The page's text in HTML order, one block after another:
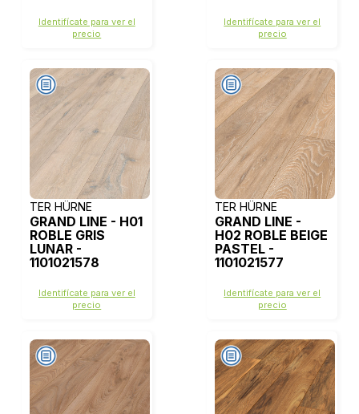
Identifícate para ver el
precio
Identifícate para ver el
precio
TER HÜRNE
GRAND LINE - H01
ROBLE GRIS
LUNAR -
1101021578
Identifícate para ver el
precio
TER HÜRNE
GRAND LINE -
H02 ROBLE BEIGE
PASTEL -
1101021577
Identifícate para ver el
precio